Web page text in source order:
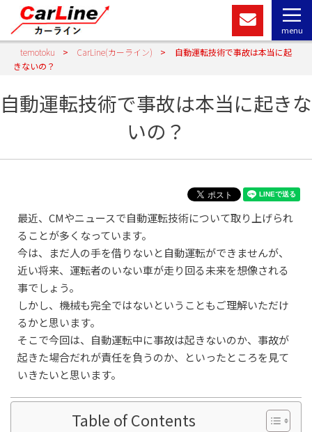
menu
temotoku > CarLine(カーライン) >
自動運転技術で事故は本当に起
きないの？
自動運転技術で事故は本当に起きな
いの？
最近、CMやニュースで自動運転技術について取り上げられ
ることが多くなっています。
今は、まだ人の手を借りないと自動運転ができませんが、
近い将来、運転者のいない車が走り回る未来を想像される
事でしょう。
しかし、機械も完全ではないということもご理解いただけ
るかと思います。
そこで今回は、自動運転中に事故は起きないのか、事故が
起きた場合だれが責任を負うのか、といったところを見て
いきたいと思います。
Table of Contents